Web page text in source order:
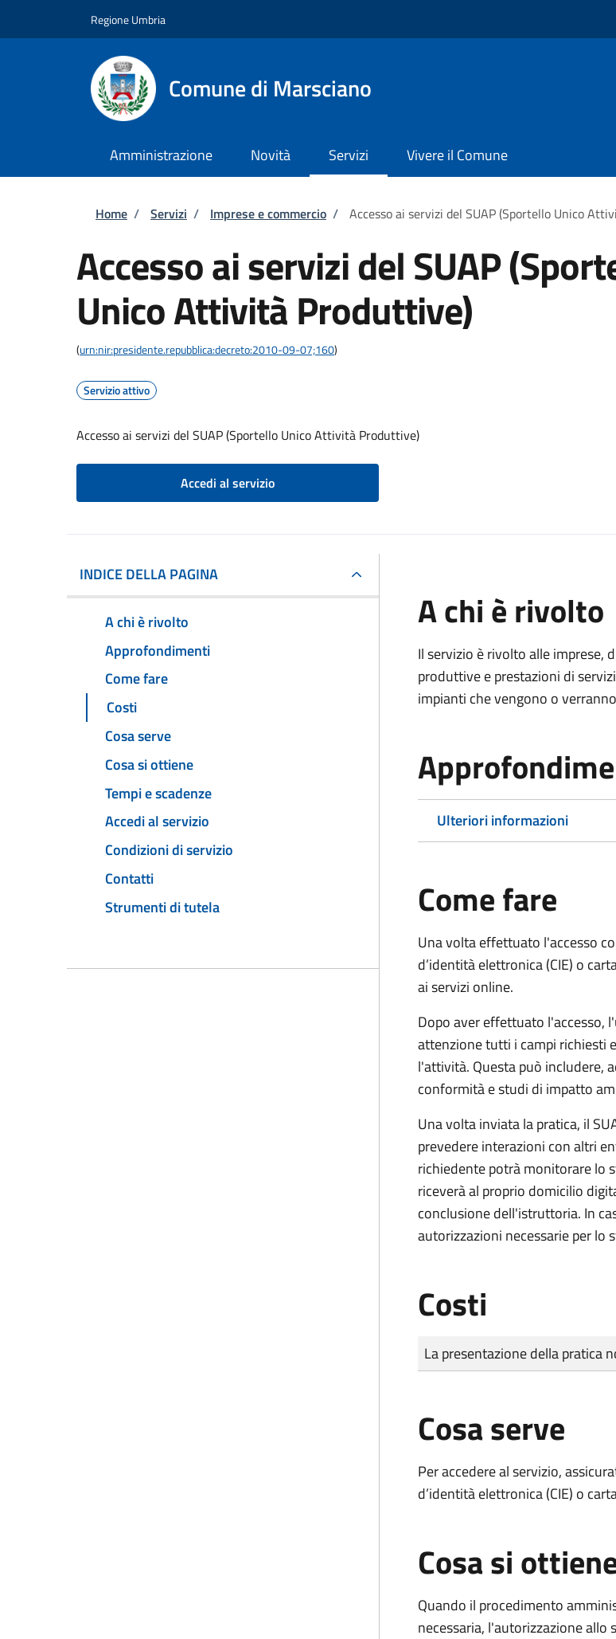
Regione Umbria
Comune di Marsciano
Amministrazione Novità Servizi Vivere il Comune
Briciole di pane
Home / Servizi / Imprese e commercio / Accesso ai servizi del SUAP (Sportello Unico
Accesso ai servizi del SUAP
Unico Attività Produttive)
(urn:nir:presidente.repubblica:decreto:2010-09-07;160)
Servizio attivo
Accesso ai servizi del SUAP (Sportello Unico Attività Produttive)
Accedi al servizio
INDICE DELLA PAGINA
A chi è rivolto
Approfondimenti
Come fare
Costi
Cosa serve
Cosa si ottiene
Tempi e scadenze
Accedi al servizio
Condizioni di servizio
Contatti
Strumenti di tutela
A chi è rivolto
Il servizio è rivolto alle imprese,
produttive e prestazioni di
impianti che vengono o
Ulteriori informazioni
Come fare
Una volta effettuato l'accesso
d’identità elettronica (CIE) o
ai servizi online.
Dopo aver effettuato l'accesso,
attenzione tutti i campi richiesti
l'attività. Questa può includere,
conformità e studi di impatto
Una volta inviata la pratica, il
prevedere interazioni con altri
richiedente potrà monitorare lo
riceverà al proprio domicilio
conclusione dell'istruttoria. In
autorizzazioni necessarie per
Costi
Tipo di pagamento
Importo
La presentazione della pratica
Cosa serve
Per accedere al servizio,
d’identità elettronica (CIE) o
Cosa si
Quando il procedimento
necessaria, l'autorizzazione